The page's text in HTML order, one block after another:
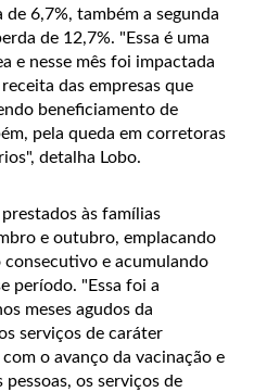
6,7%, também a segunda
de 12,7%. "Essa é uma
e nesse mês foi impactada
das empresas que
beneficiamento de
pela queda em corretoras
detalha Lobo.
às famílias
e outubro, emplacando
e acumulando
período. "Essa foi a
meses agudos da
serviços de caráter
o avanço da vacinação e
os serviços de